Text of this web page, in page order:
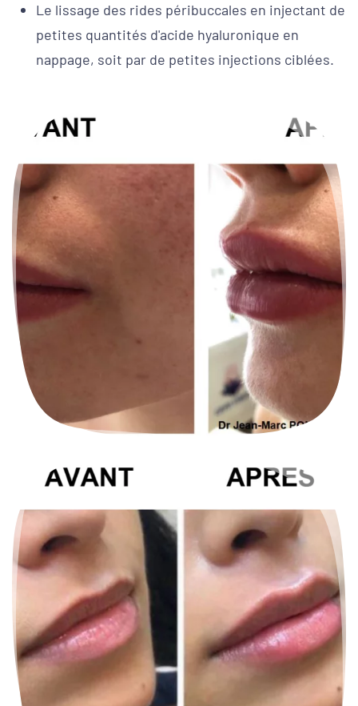
Le lissage des rides péribuccales en injectant de
petites quantités d'acide hyaluronique en
nappage, soit par de petites injections ciblées.